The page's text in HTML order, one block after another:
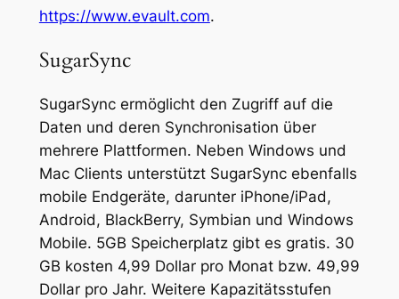
https://www.evault.com.
SugarSync
SugarSync ermöglicht den Zugriff auf die
Daten und deren Synchronisation über
mehrere Plattformen. Neben Windows und
Mac Clients unterstützt SugarSync ebenfalls
mobile Endgeräte, darunter iPhone/iPad,
Android, BlackBerry, Symbian und Windows
Mobile. 5GB Speicherplatz gibt es gratis. 30
GB kosten 4,99 Dollar pro Monat bzw. 49,99
Dollar pro Jahr. Weitere Kapazitätsstufen